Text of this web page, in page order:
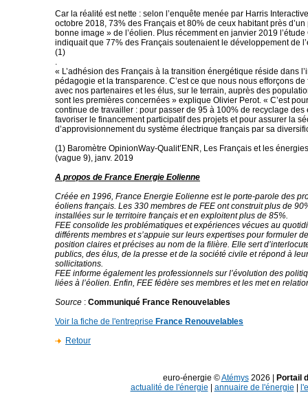
Car la réalité est nette : selon l’enquête menée par Harris
octobre 2018, 73% des Français et 80% de ceux habitant près
bonne image » de l’éolien. Plus récemment en janvier 2019
indiquait que 77% des Français soutenaient le développement de
(1)
.
« L’adhésion des Français à la transition énergétique réside dans
pédagogie et la transparence. C’est ce que nous nous efforçons
avec nos partenaires et les élus, sur le terrain, auprès des
sont les premières concernées » explique Olivier Perot. « C’est
continue de travailler : pour passer de 95 à 100% de recyclage des
favoriser le financement participatif des projets et pour assurer la
d’approvisionnement du système électrique français par sa
(1) Baromètre OpinionWay-Qualit’ENR, Les Français et les
(vague 9), janv. 2019
A propos de France Energie Eolienne
Créée en 1996, France Energie Eolienne est le porte-parole des
éoliens français. Les 330 membres de FEE ont construit plus de
installées sur le territoire français et en exploitent plus de 85%.
FEE consolide les problématiques et expériences vécues au
différents membres et s’appuie sur leurs expertises pour formuler
position claires et précises au nom de la filière. Elle sert
publics, des élus, de la presse et de la société civile et répond à
sollicitations.
FEE informe également les professionnels sur l’évolution des
liées à l’éolien. Enfin, FEE fédère ses membres et les met en
Source : Communiqué France Renouvelables
Voir la fiche de l'entreprise France Renouvelables
Retour
euro-énergie ©Atémys2026 |
Portail
actualité de l'énergie
annuaire de l'énergie